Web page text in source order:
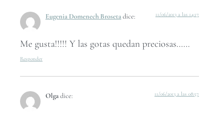
Eugenia Domenech Brosetadice: 11/06/2013 a las 14:17
Me gusta!!!!! Y las gotas quedan preciosas……
Responder
Olgadice: 11/06/2013 a las 08:57